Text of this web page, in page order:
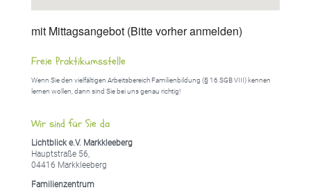
mit Mittagsangebot (Bitte vorher anmelden)
Freie Praktikumsstelle
Wenn Sie den vielfältigen Arbeitsbereich Familienbildung (§ 16 SGB VIII) kennen
lernen wollen, dann sind Sie bei uns genau richtig!
Wir sind für Sie da
Lichtblick e.V. Markkleeberg
Hauptstraße 56,
04416 Markkleeberg
Familienzentrum